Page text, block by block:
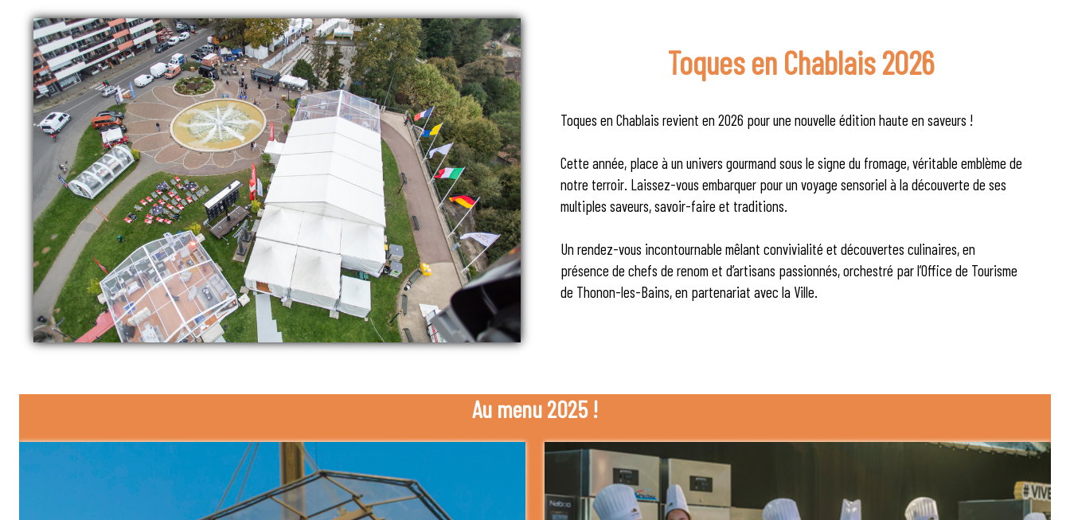
Toques en Chablais 2026
Toques en Chablais revient en 2026 pour une nouvelle édition haute en saveurs !
Cette année, place à un univers gourmand sous le signe du fromage, véritable emblème de
notre terroir. Laissez-vous embarquer pour un voyage sensoriel à la découverte de ses
multiples saveurs, savoir-faire et traditions.
Un rendez-vous incontournable mêlant convivialité et découvertes culinaires, en
présence de chefs de renom et d’artisans passionnés, orchestré par l’Office de Tourisme
de Thonon-les-Bains, en partenariat avec la Ville.
Au menu 2025 !